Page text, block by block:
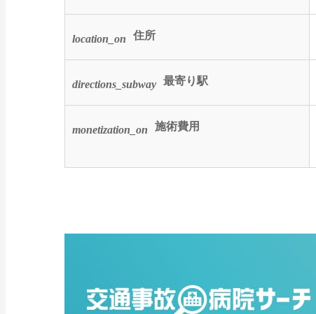
location_on 住所
directions_subway 最寄り駅
monetization_on 施術費用